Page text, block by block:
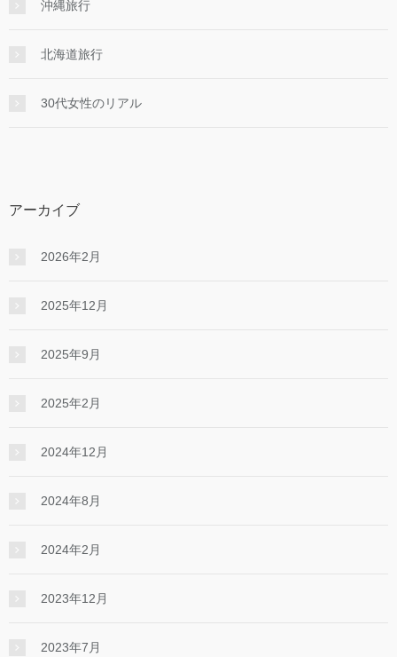
沖縄旅行
北海道旅行
30代女性のリアル
アーカイブ
2026年2月
2025年12月
2025年9月
2025年2月
2024年12月
2024年8月
2024年2月
2023年12月
2023年7月